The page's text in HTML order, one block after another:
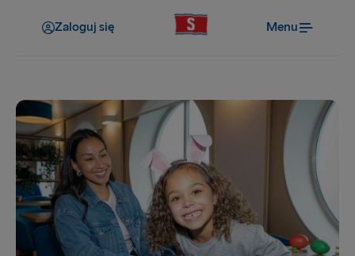
Zaloguj się Menu